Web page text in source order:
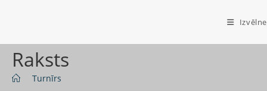
Izvēlne
Raksts
Turnīrs